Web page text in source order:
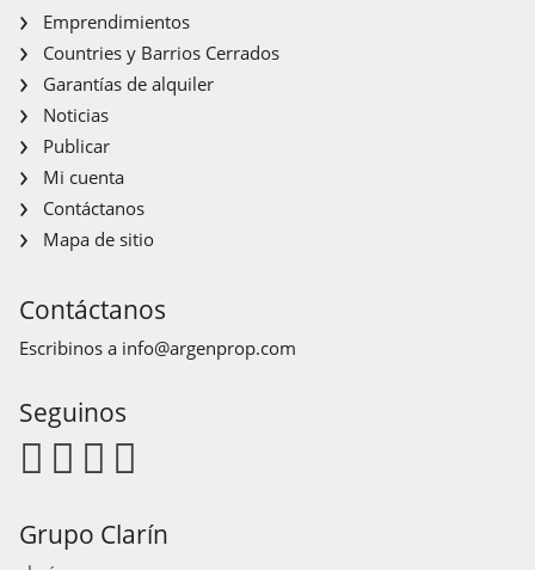
Emprendimientos
Countries y Barrios Cerrados
Garantías de alquiler
Noticias
Publicar
Mi cuenta
Contáctanos
Mapa de sitio
Contáctanos
Escribinos a info@argenprop.com
Seguinos
Grupo Clarín